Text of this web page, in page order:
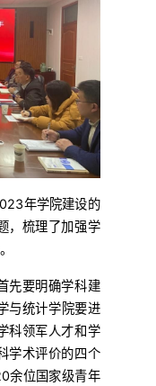
年学院建设的
，梳理了加强学
先要明确学科建
与统计学院要进
科领军人才和学
学术评价的四个
余位国家级青年